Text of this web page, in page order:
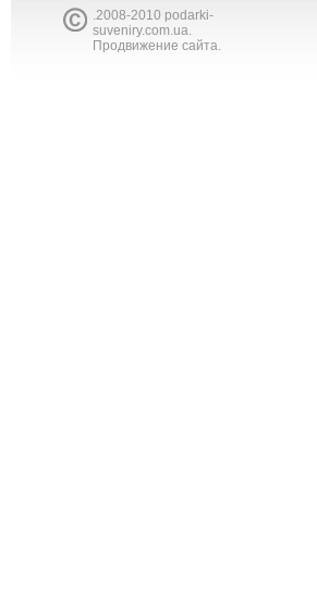
.2008-2010 podarki-
suveniry.com.ua.
Продвижение сайта.